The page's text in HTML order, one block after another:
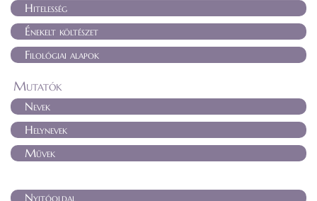
Hitelesség
Énekelt költészet
Filológiai alapok
Mutatók
Nevek
Helynevek
Művek
Nyitóoldal